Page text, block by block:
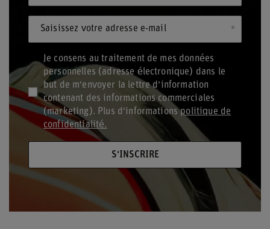
Saisissez votre adresse e-mail
Je consens au traitement de mes données
personnelles (adresse électronique) dans le
but de m'envoyer la lettre d'information
contenant des informations commerciales
(marketing). Plus d'informationspolitique de
confidentialité.
S'INSCRIRE